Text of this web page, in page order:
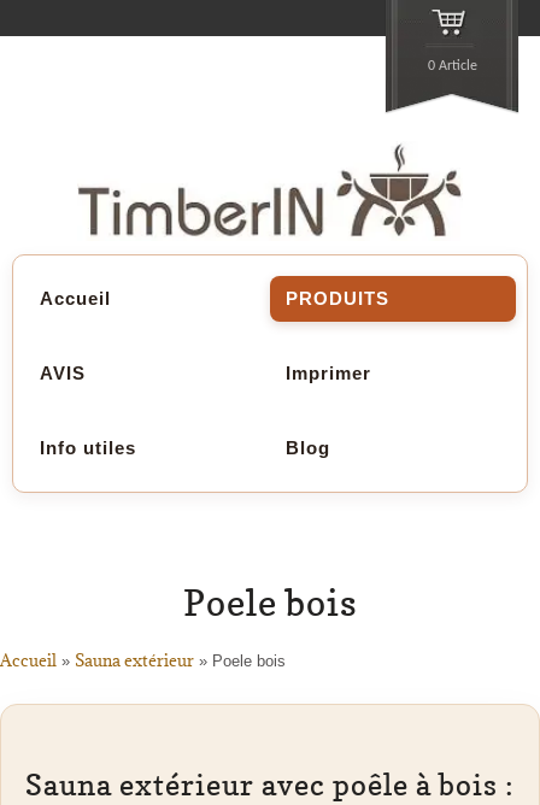
0 Article
Accueil PRODUITS
AVIS Imprimer
Info utiles Blog
Poele bois
Accueil » Sauna extérieur » Poele bois
Sauna extérieur avec poêle à bois :